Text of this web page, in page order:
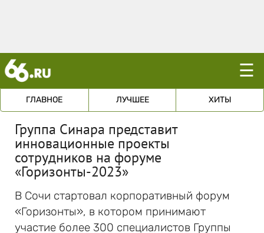
☰
ГЛАВНОЕ ЛУЧШЕЕ ХИТЫ
Группа Синара представит
инновационные проекты
сотрудников на форуме
«Горизонты-2023»
В Сочи стартовал корпоративный форум
«Горизонты», в котором принимают
участие более 300 специалистов Группы